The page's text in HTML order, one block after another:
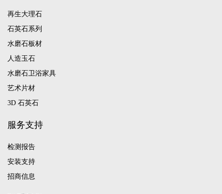
再生大理石
石英石系列
水磨石板材
人造玉石
水磨石卫浴家具
艺术片材
3D 石英石
服务支持
检测报告
安装支持
招商信息